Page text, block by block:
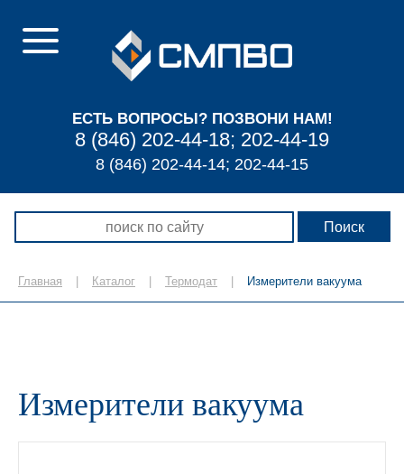
ЕСТЬ ВОПРОСЫ? ПОЗВОНИ НАМ!
8 (846) 202-44-18; 202-44-19
8 (846) 202-44-14; 202-44-15
Главная Каталог Термодат Измерители вакуума
Измерители вакуума